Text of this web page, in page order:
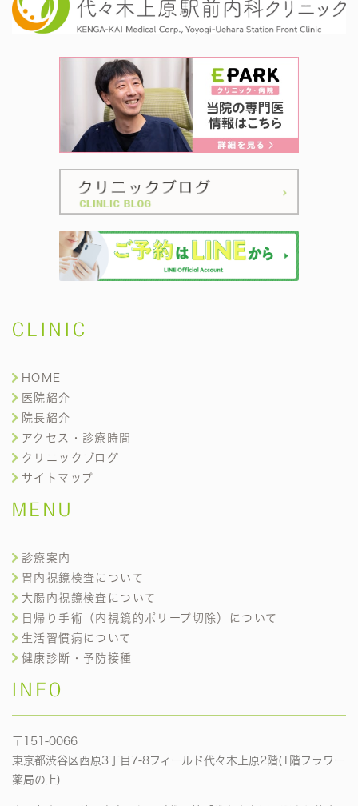
CLINIC
HOME
医院紹介
院長紹介
アクセス・診療時間
クリニックブログ
サイトマップ
MENU
診療案内
胃内視鏡検査について
大腸内視鏡検査について
日帰り手術（内視鏡的ポリープ切除）について
生活習慣病について
健康診断・予防接種
INFO
〒151-0066
東京都渋谷区西原3丁目7-8フィールド代々木上原2階(1階フラワー
薬局の上)